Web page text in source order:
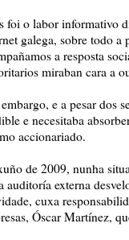
foi o labor informativo
galega, sobre todo a
a resposta
miraban cara a
e a pesar dos
e necesitaba
accionariado.
de 2009, nunha
auditoría externa
cuxa
Óscar Martínez,